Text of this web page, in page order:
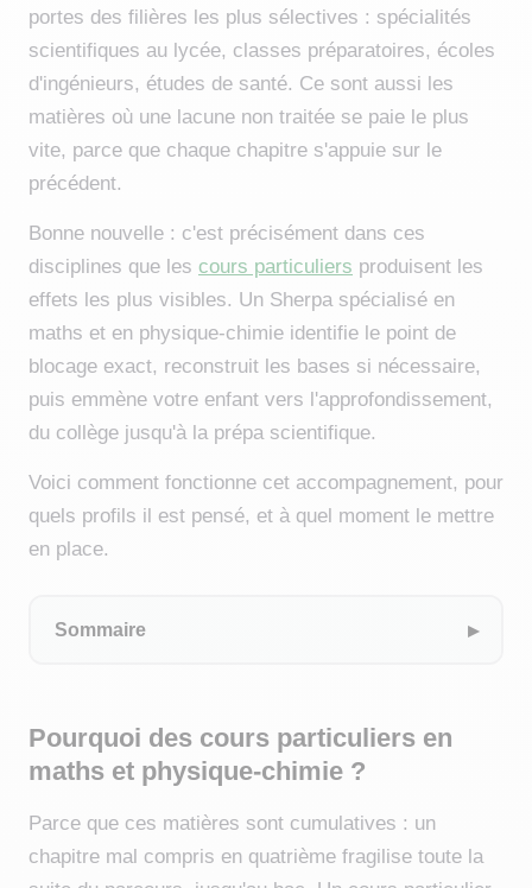
portes des filières les plus sélectives : spécialités
scientifiques au lycée, classes préparatoires, écoles
d'ingénieurs, études de santé. Ce sont aussi les
matières où une lacune non traitée se paie le plus
vite, parce que chaque chapitre s'appuie sur le
précédent.
Bonne nouvelle : c'est précisément dans ces
disciplines que les cours particuliers produisent les
effets les plus visibles. Un Sherpa spécialisé en
maths et en physique-chimie identifie le point de
blocage exact, reconstruit les bases si nécessaire,
puis emmène votre enfant vers l'approfondissement,
du collège jusqu'à la prépa scientifique.
Voici comment fonctionne cet accompagnement, pour
quels profils il est pensé, et à quel moment le mettre
en place.
Sommaire
Pourquoi des cours particuliers en
maths et physique-chimie ?
Parce que ces matières sont cumulatives : un
chapitre mal compris en quatrième fragilise toute la